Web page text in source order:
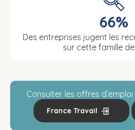
66%
Des entreprises jugent les
sur cette famille
Consulter les offres
France Travail